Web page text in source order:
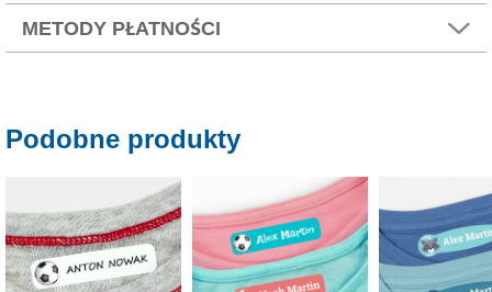
METODY PŁATNOŚCI
Podobne produkty